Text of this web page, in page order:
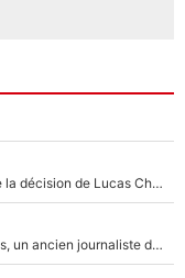
«Il a décidé de rester au PSG» : Les coulisses de la décision de Lucas Chevalier pour son transfert
Après le dérapage de Nelson Monfort sur CNews, un ancien journaliste de France Télévisions relance la polémique sur les incendies en Gironde